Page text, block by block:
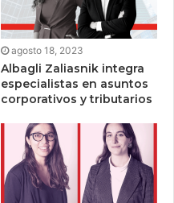
agosto 18, 2023
Albagli Zaliasnik integra
especialistas en asuntos
corporativos y tributarios